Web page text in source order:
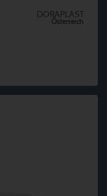
DORAPLAST
Österreich